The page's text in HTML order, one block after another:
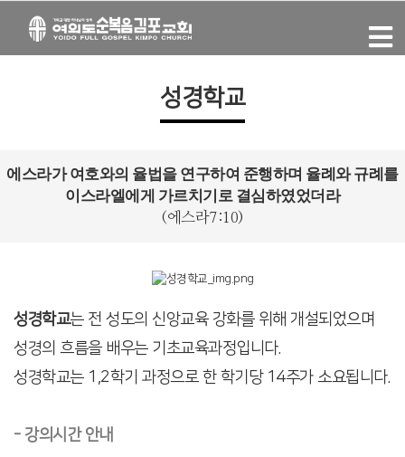
성경학교
에스라가 여호와의 율법을 연구하여 준행하며 율례와 규례를
이스라엘에게 가르치기로 결심하였었더라
(에스라7:10)
성경학교는 전 성도의 신앙교육 강화를 위해 개설되었으며
성경의 흐름을 배우는 기초교육과정입니다.
성경학교는 1,2학기 과정으로 한 학기당 14주가 소요됩니다.
- 강의시간 안내